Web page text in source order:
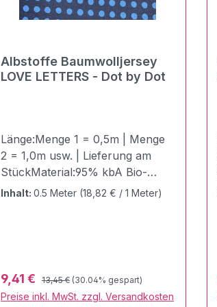
Albstoffe Baumwolljersey
LOVE LETTERS - Dot by Dot
Länge:Menge 1 = 0,5m | Menge
2 = 1,0m usw. | Lieferung am
StückMaterial:95% kbA Bio-
Baumwolle 5%
LOVE LETTERS - Kollektion von
Hamburger Liebe ! Edler &
hochwertiger Hamburger Liebe
Inhalt: 0.5 Meter (18,82 € / 1 Meter)
Verkaufspreis:
9,41 € Regulärer Preis:
13,45 € (30.04% gespart)
Preise inkl. MwSt. zzgl. Versandkosten